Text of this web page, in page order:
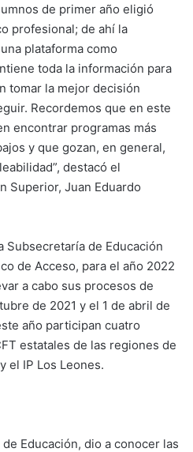
de primer año eligió
profesional; de ahí la
plataforma como
toda la información para
tomar la mejor decisión
Recordemos que en este
encontrar programas más
y que gozan, en general,
destacó el
Superior, Juan Eduardo
Subsecretaría de Educación
de Acceso, para el año 2022
a cabo sus procesos de
de 2021 y el 1 de abril de
año participan cuatro
estatales de las regiones de
el IP Los Leones.
Educación, dio a conocer las